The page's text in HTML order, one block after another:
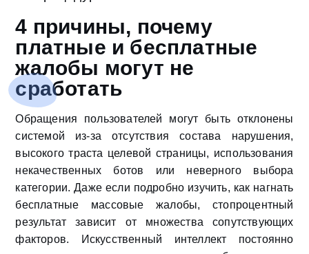
4 причины, почему
платные и бесплатные
жалобы могут не
сработать
Обращения пользователей могут быть отклонены
системой из-за отсутствия состава нарушения,
высокого траста целевой страницы, использования
некачественных ботов или неверного выбора
категории. Даже если подробно изучить, как нагнать
бесплатные массовые жалобы, стопроцентный
результат зависит от множества сопутствующих
факторов. Искусственный интеллект постоянно